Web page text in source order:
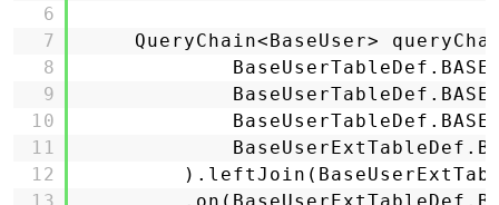
6
7
8
9
10
11
12
QueryChain<BaseUser>